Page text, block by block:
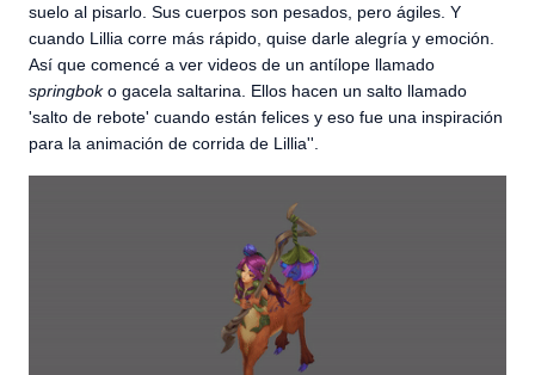
suelo al pisarlo. Sus cuerpos son pesados, pero ágiles. Y
cuando Lillia corre más rápido, quise darle alegría y emoción.
Así que comencé a ver videos de un antílope llamado
springboko gacela saltarina. Ellos hacen un salto llamado
'salto de rebote' cuando están felices y eso fue una inspiración
para la animación de corrida de Lillia''.